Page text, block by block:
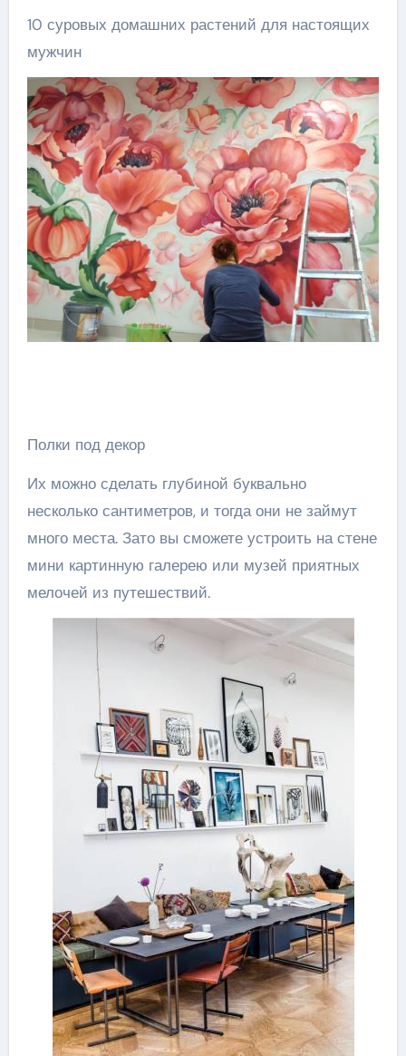
10 суровых домашних растений для настоящих
мужчин
Полки под декор
Их можно сделать глубиной буквально
несколько сантиметров, и тогда они не займут
много места. Зато вы сможете устроить на стене
мини картинную галерею или музей приятных
мелочей из путешествий.